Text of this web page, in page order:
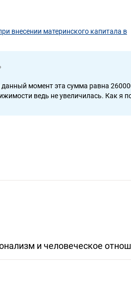
внесении материнского капитала в
момент эта сумма равна
ведь не увеличилась. Как я
и человеческое